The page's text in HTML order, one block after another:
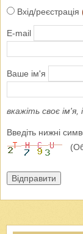
Вхід/реєстрація
E-mail
Ваше ім'я
вкажіть своє ім'я,
Введіть нижні
Відправити